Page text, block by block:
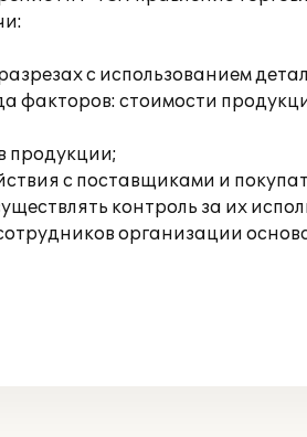
с использованием
факторов: стоимости
продукции;
с поставщиками и
контроль за их
организации